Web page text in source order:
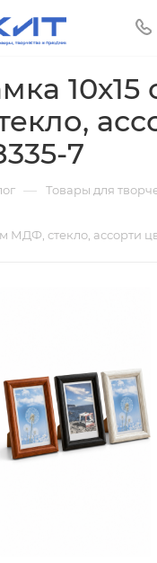
10х15
7
— Товары для
МДФ, стекло, ассорти